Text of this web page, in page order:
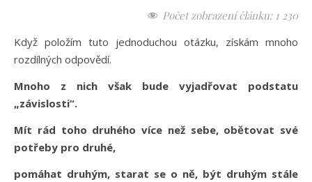
Počet zobrazení článku: 1 230
Když položím tuto jednoduchou otázku, získám mnoho
rozdílných odpovědí.
Mnoho z nich však bude vyjadřovat podstatu
„závislosti“.
Mít rád toho druhého více než sebe, obětovat své
potřeby pro druhé,
pomáhat druhým, starat se o ně, být druhým stále